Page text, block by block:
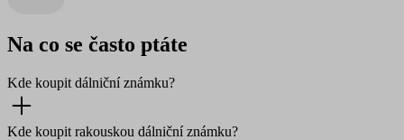
Na co se často ptáte
Kde koupit dálniční známku?
Kde koupit rakouskou dálniční známku?